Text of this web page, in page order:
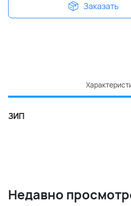
Заказать
ЗИП
Недавно